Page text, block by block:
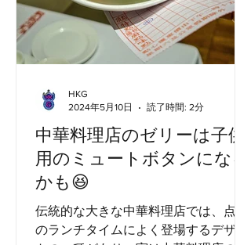
中華料理店のゼリーは子供
用のミュートボタンになる
かも😆
伝統的な大きな中華料理店では、点心
のランチタイムによく登場するデザー
HKG
2024年5月10日
読了時間: 2分